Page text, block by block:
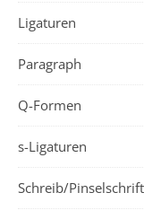
Ligaturen
Paragraph
Q-Formen
s-Ligaturen
Schreib/